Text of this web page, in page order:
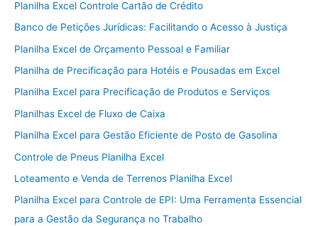
Planilha Excel Controle Cartão de Crédito
Banco de Petições Jurídicas: Facilitando o Acesso à Justiça
Planilha Excel de Orçamento Pessoal e Familiar
Planilha de Precificação para Hotéis e Pousadas em Excel
Planilha Excel para Precificação de Produtos e Serviços
Planilhas Excel de Fluxo de Caixa
Planilha Excel para Gestão Eficiente de Posto de Gasolina
Controle de Pneus Planilha Excel
Loteamento e Venda de Terrenos Planilha Excel
Planilha Excel para Controle de EPI: Uma Ferramenta Essencial
para a Gestão da Segurança no Trabalho